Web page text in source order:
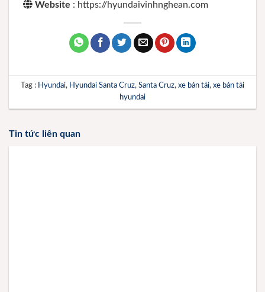
Website : https://hyundaivinhnghean.com
Tag : Hyundai, Hyundai Santa Cruz, Santa Cruz, xe bán tải, xe bán tải
hyundai
Tin tức liên quan